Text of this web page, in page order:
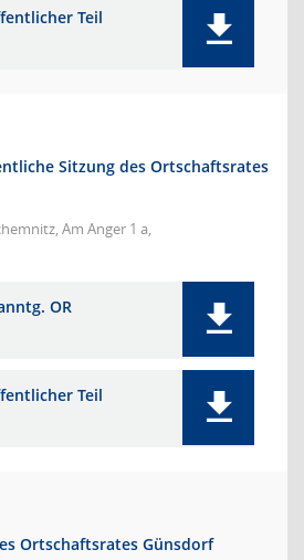
Teil
Sitzung des Ortschaftsrates
Am Anger 1 a,
OR
Teil
Ortschaftsrates Günsdorf